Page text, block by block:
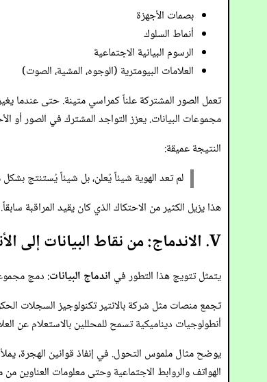
بصمات الأجهزة
أنماط السلوك
الرسوم البيانية الاجتماعية
العلامات البيومترية (الوجوه، المشية، الصوت)
تعمل الصور المشتركة علناً كمراسي متينة. حتى عندما
مجموعات البيانات. يعزز التواجد المشترك في الصور أو
النتيجة عميقة:
لم تعد الهوية شيئاً يُعلن، بل شيئاً يُستنتج
هذا يزيل الكثير من الاحتكاك الذي كان يقيد المراقبة
V. الاندماج: من نقاط البيانات إلى الأنطولوجيات
يتمثل تتويج هذا التطور في اندماج البيانات: دمج
تجمع منصات مثل شركة بالانتير تكنولوجيز السجلات
أنطولوجيات ديناميكية تسمح للمحللين بالاستعلام عن
الهواتف والروابط الاجتماعية وحتى معلومات العناوين